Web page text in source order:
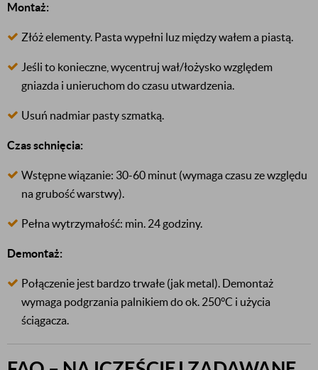
Montaż:
Złóż elementy. Pasta wypełni luz między wałem a piastą.
Jeśli to konieczne, wycentruj wał/łożysko względem
gniazda i unieruchom do czasu utwardzenia.
Usuń nadmiar pasty szmatką.
Czas schnięcia:
Wstępne wiązanie: 30-60 minut (wymaga czasu ze względu
na grubość warstwy).
Pełna wytrzymałość: min. 24 godziny.
Demontaż:
Połączenie jest bardzo trwałe (jak metal). Demontaż
wymaga podgrzania palnikiem do ok. 250°C i użycia
ściągacza.